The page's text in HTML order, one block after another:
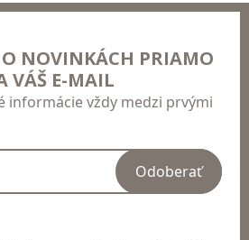
NOVINKÁCH PRIAMO
VÁŠ E-MAIL
informácie vždy medzi prvými
Odoberať